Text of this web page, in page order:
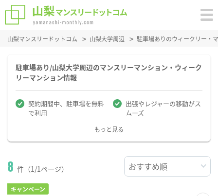
山梨マンスリードットコム 山梨大学周辺 駐車場ありのウィークリー・
駐車場あり/山梨大学周辺のマンスリーマンション・ウィーク
リーマンション情報
契約期間中、駐車場を無料
で利用
出張やレジャーの移動がス
ムーズ
もっと見る
8 件（1/1ページ）
キャンペーン